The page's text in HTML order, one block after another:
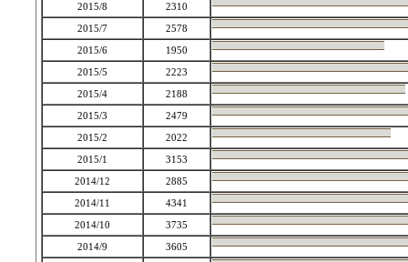
2015/8
2310
2015/7
2578
2015/6
1950
2015/5
2223
2015/4
2188
2015/3
2479
2015/2
2022
2015/1
3153
2014/12
2885
2014/11
4341
2014/10
3735
2014/9
3605